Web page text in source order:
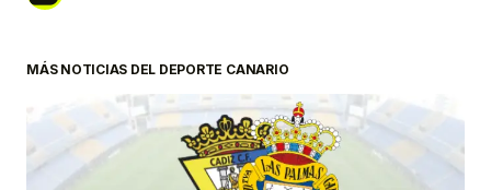
MÁS NOTICIAS DEL DEPORTE CANARIO